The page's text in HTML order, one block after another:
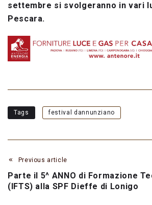
settembre si svolgeranno in vari
Pescara.
Tags festival dannunziano
Previous article
Parte il 5^ ANNO di Formazione
(IFTS) alla SPF Dieffe di Lonigo